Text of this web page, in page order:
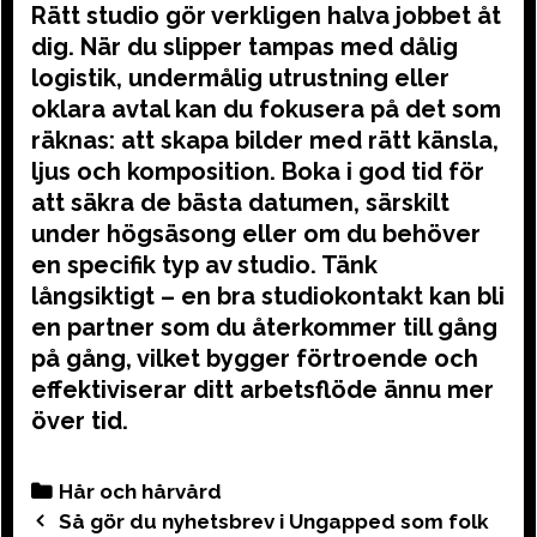
Rätt studio gör verkligen halva jobbet åt
dig. När du slipper tampas med dålig
logistik, undermålig utrustning eller
oklara avtal kan du fokusera på det som
räknas: att skapa bilder med rätt känsla,
ljus och komposition. Boka i god tid för
att säkra de bästa datumen, särskilt
under högsäsong eller om du behöver
en specifik typ av studio. Tänk
långsiktigt – en bra studiokontakt kan bli
en partner som du återkommer till gång
på gång, vilket bygger förtroende och
effektiviserar ditt arbetsflöde ännu mer
över tid.
Categories
Hår och hårvård
PostSå gör du nyhetsbrev i Ungapped som folk